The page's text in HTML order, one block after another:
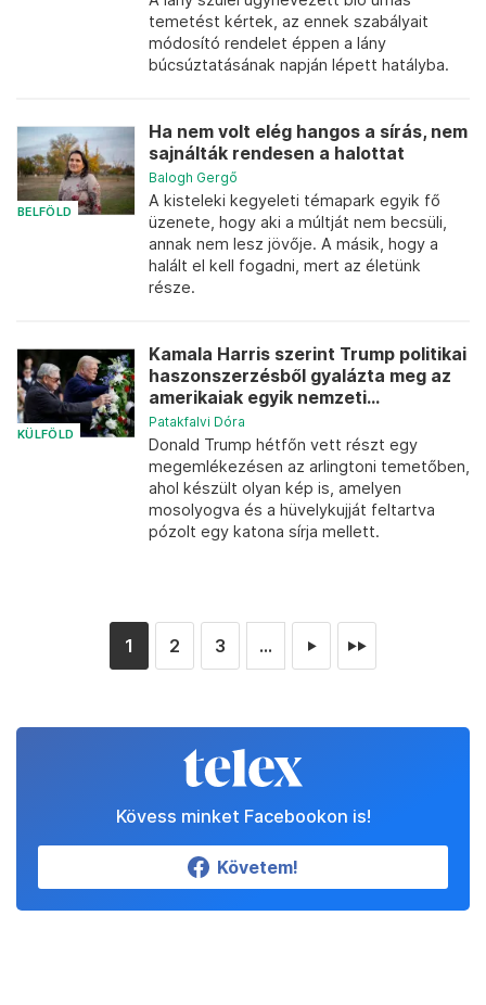
temetést kértek, az ennek szabályait
módosító rendelet éppen a lány
búcsúztatásának napján lépett hatályba.
BELFÖLD
Ha nem volt elég hangos a sírás, nem
sajnálták rendesen a halottat
Balogh Gergő
A kisteleki kegyeleti témapark egyik fő
üzenete, hogy aki a múltját nem becsüli,
annak nem lesz jövője. A másik, hogy a
halált el kell fogadni, mert az életünk
része.
KÜLFÖLD
Kamala Harris szerint Trump politikai
haszonszerzésből gyalázta meg az
amerikaiak egyik nemzeti...
Patakfalvi Dóra
Donald Trump hétfőn vett részt egy
megemlékezésen az arlingtoni temetőben,
ahol készült olyan kép is, amelyen
mosolyogva és a hüvelykujját feltartva
pózolt egy katona sírja mellett.
1 2 3 ... ► ►►
Kövess minket Facebookon is!
Követem!